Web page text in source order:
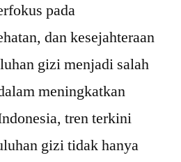
pada
dan kesejahteraan
gizi menjadi salah
meningkatkan
tren terkini
gizi tidak hanya